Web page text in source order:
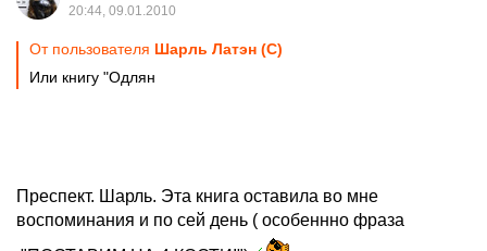
20:44, 09.01.2010
От пользователя Шарль Латэн (С)
Или книгу "Одлян
Преспект. Шарль. Эта книга оставила во мне
воспоминания и по сей день ( особеннно фраза